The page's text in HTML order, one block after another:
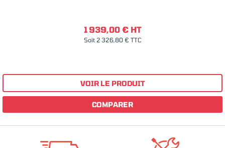
1 939,00 € HT
Soit 2 326,80 € TTC
VOIR LE PRODUIT
COMPARER